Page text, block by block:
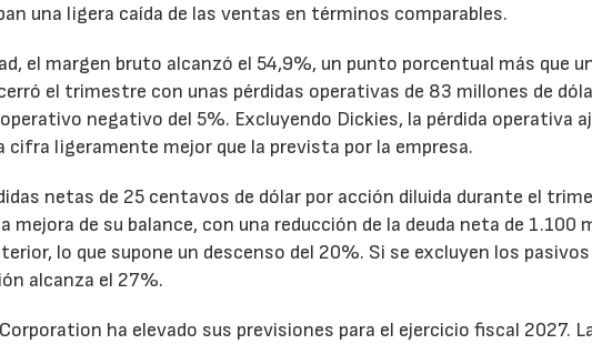
una ligera caída de las ventas en términos comparables.
el margen bruto alcanzó el 54,9%, un punto porcentual más que
el trimestre con unas pérdidas operativas de 83 millones de
negativo del 5%. Excluyendo Dickies, la pérdida operativa
cifra ligeramente mejor que la prevista por la empresa.
netas de 25 centavos de dólar por acción diluida durante el
mejora de su balance, con una reducción de la deuda neta de 1.100
lo que supone un descenso del 20%. Si se excluyen los
alcanza el 27%.
ha elevado sus previsiones para el ejercicio fiscal 2027.